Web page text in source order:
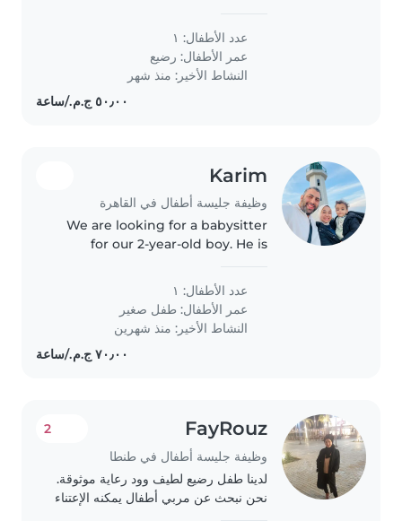
عدد الأطفال: ١
عمر الأطفال: رضيع
النشاط الأخير: منذ شهر
Karim
وظيفة جليسة أطفال في القاهرة
We are looking for a babysitter
for our 2-year-old boy. He is
play. We need someone caring
who speaks English and Arabic.
We hope to find a reliable..
عدد الأطفال: ١
عمر الأطفال: طفل صغير
النشاط الأخير: منذ شهرين
FayRouz
وظيفة جليسة أطفال في طنطا
2
لدينا طفل رضيع لطيف وود رعاية موثوقة.
نحن نبحث عن مربي أطفال يمكنه الإعتناء